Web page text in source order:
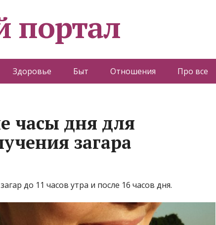
портал
Здоровье Быт Отношения Про все
часы дня для
загара
до 11 часов утра и после 16 часов дня.